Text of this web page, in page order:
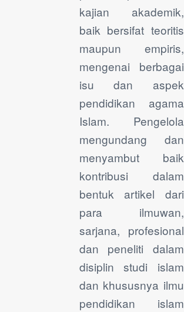
kajian akademik,
baik bersifat teoritis
maupun empiris,
mengenai berbagai
isu dan aspek
pendidikan agama
Islam. Pengelola
mengundang dan
menyambut baik
kontribusi dalam
bentuk artikel dari
para ilmuwan,
sarjana, profesional
dan peneliti dalam
disiplin studi islam
dan khususnya ilmu
pendidikan islam